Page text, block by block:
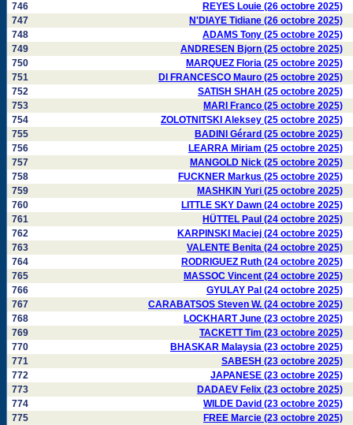
746
REYES Louie (26 octobre 2025)
747
N'DIAYE Tidiane (26 octobre 2025)
748
ADAMS Tony (25 octobre 2025)
749
ANDRESEN Bjorn (25 octobre 2025)
750
MARQUEZ Floria (25 octobre 2025)
751
DI FRANCESCO Mauro (25 octobre 2025)
752
SATISH SHAH (25 octobre 2025)
753
MARI Franco (25 octobre 2025)
754
ZOLOTNITSKI Aleksey (25 octobre 2025)
755
BADINI Gérard (25 octobre 2025)
756
LEARRA Miriam (25 octobre 2025)
757
MANGOLD Nick (25 octobre 2025)
758
FUCKNER Markus (25 octobre 2025)
759
MASHKIN Yuri (25 octobre 2025)
760
LITTLE SKY Dawn (24 octobre 2025)
761
HÜTTEL Paul (24 octobre 2025)
762
KARPINSKI Maciej (24 octobre 2025)
763
VALENTE Benita (24 octobre 2025)
764
RODRIGUEZ Ruth (24 octobre 2025)
765
MASSOC Vincent (24 octobre 2025)
766
GYULAY Pal (24 octobre 2025)
767
CARABATSOS Steven W. (24 octobre 2025)
768
LOCKHART June (23 octobre 2025)
769
TACKETT Tim (23 octobre 2025)
770
BHASKAR Malaysia (23 octobre 2025)
771
SABESH (23 octobre 2025)
772
JAPANESE (23 octobre 2025)
773
DADAEV Felix (23 octobre 2025)
774
WILDE David (23 octobre 2025)
775
FREE Marcie (23 octobre 2025)